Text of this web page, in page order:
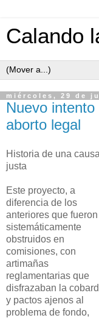
Calando
miércoles, 29 de
Nuevo
aborto legal
Historia de una causa
justa
Este proyecto, a
diferencia de los
anteriores que fueron
sistemáticamente
obstruidos en
comisiones, con
artimañas
reglamentarias que
disfrazaban la
y pactos ajenos al
problema de fondo,